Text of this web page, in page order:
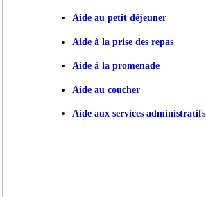
Aide au petit déjeuner
Aide à la prise des repas
Aide à la promenade
Aide au coucher
Aide aux services administratifs